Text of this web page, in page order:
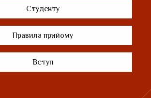
Студенту
Правила прийому
Вступ